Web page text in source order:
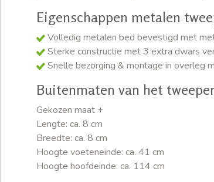
Eigenschappen metalen
Volledig metalen bed bevestigd met
Sterke constructie met 3 extra dwars
Snelle bezorging & montage in overleg
Buitenmaten van het
Gekozen maat +
Lengte: ca. 8 cm
Breedte: ca. 8 cm
Hoogte voeteneinde: ca. 41 cm
Hoogte hoofdeinde: ca. 114 cm